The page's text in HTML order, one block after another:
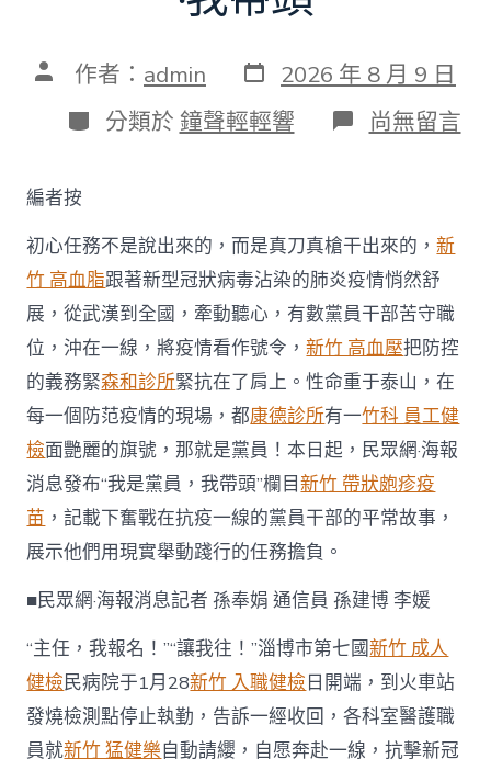
文 作者： admin 發
表
日
期
2026 年 8 月 9 日
分
類
分類於 鐘聲輕輕響 在
〈森
減
重
我
是
黨
員
·
我
帶
頭〉
中
尚無留言
編者按
初心任務不是說出來的，而是真刀真槍干出來的，新
竹 高血脂跟著新型冠狀病毒沾染的肺炎疫情悄然舒
展，從武漢到全國，牽動聽心，有數黨員干部苦守職
位，沖在一線，將疫情看作號令，新竹 高血壓把防控
的義務緊森和診所緊抗在了肩上。性命重于泰山，在
每一個防范疫情的現場，都康德診所有一竹科 員工健
檢面艷麗的旗號，那就是黨員！本日起，民眾網·海報
消息發布“我是黨員，我帶頭”欄目新竹 帶狀皰疹疫
苗 ，記載下奮戰在抗疫一線的黨員干部的平常故事，
展示他們用現實舉動踐行的任務擔負。
■民眾網·海報消息記者 孫奉娟 通信員 孫建博 李媛
“主任，我報名！”“讓我往！”淄博市第七國新竹 成人
健檢民病院于1月28新竹 入職健檢日開端，到火車站
發燒檢測點停止執勤，告訴一經收回，各科室醫護職
員就新竹 猛健樂自動請纓，自愿奔赴一線，抗擊新冠